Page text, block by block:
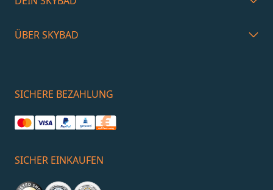
ÜBER SKYBAD
SICHERE BEZAHLUNG
SICHER EINKAUFEN